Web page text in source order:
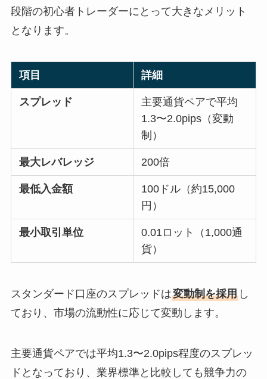
段階の初心者トレーダーにとって大きなメリット
となります。
項目 詳細
スプレッド
主要通貨ペアで平均
1.3〜2.0pips（変動
制）
最大レバレッジ 200倍
最低入金額
100ドル（約15,000
円）
最小取引単位
0.01ロット（1,000通
貨）
スタンダード口座のスプレッドは変動制を採用し
ており、市場の流動性に応じて変動します。
主要通貨ペアでは平均1.3〜2.0pips程度のスプレッ
ドとなっており、業界標準と比較しても競争力の